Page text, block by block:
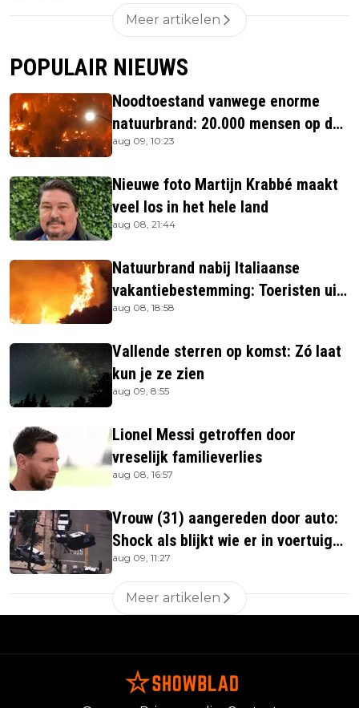
Meer artikelen
POPULAIR NIEUWS
Noodtoestand vanwege enorme
natuurbrand: 20.000 mensen op de
vlucht
aug 09, 10:23
Nieuwe foto Martijn Krabbé maakt
veel los in het hele land
aug 08, 21:44
Natuurbrand nabij Italiaanse
vakantiebestemming: Toeristen uit
verblijven gehaald
aug 08, 18:58
Vallende sterren op komst: Zó laat
kun je ze zien
aug 09, 8:55
Lionel Messi getroffen door
vreselijk familieverlies
aug 08, 16:57
Vrouw (31) aangereden door auto:
Shock als blijkt wie er in voertuig
zitten
aug 09, 11:27
Meer artikelen